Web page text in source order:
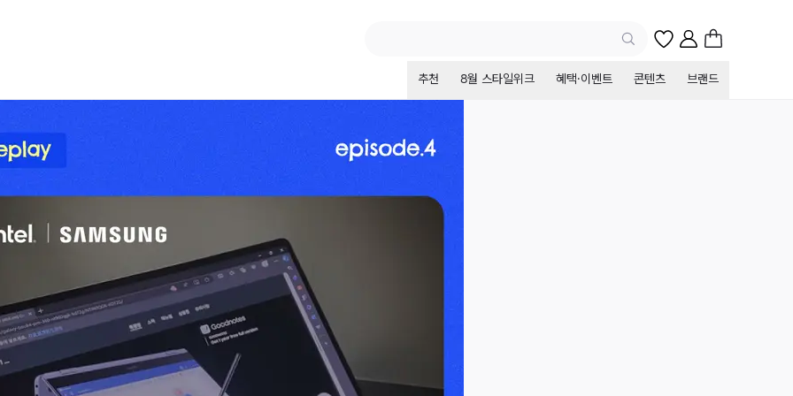
추천 8월 스타일위크 혜택·이벤트 콘텐츠 브랜드